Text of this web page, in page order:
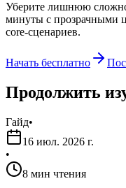
Уберите лишнюю
минуты с прозрачными
core-сценариев.
Начать бесплатно
Продолжить
Гайд•
16 июл. 2026 г.
•
8 мин чтения